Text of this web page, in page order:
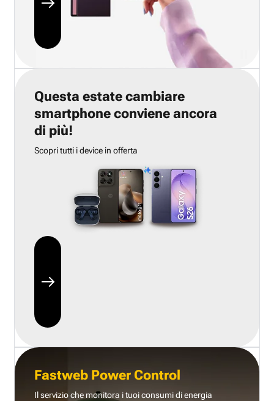
Questa estate cambiare
smartphone conviene ancora
di più!
Scopri tutti i device in offerta
Fastweb Power Control
Il servizio che monitora i tuoi consumi di energia